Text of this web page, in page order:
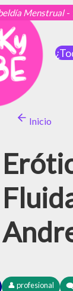
Inicio
👤 profesional 🗨️
Menstrual-